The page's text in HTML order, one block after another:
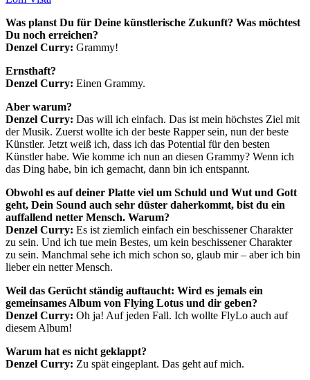
Was planst Du für Deine künstlerische Zukunft? Was möchtest
Du noch erreichen?
Denzel Curry: Grammy!
Ernsthaft?
Denzel Curry: Einen Grammy.
Aber warum?
Denzel Curry: Das will ich einfach. Das ist mein höchstes Ziel mit
der Musik. Zuerst wollte ich der beste Rapper sein, nun der beste
Künstler. Jetzt weiß ich, dass ich das Potential für den besten
Künstler habe. Wie komme ich nun an diesen Grammy? Wenn ich
das Ding habe, bin ich gemacht, dann bin ich entspannt.
Obwohl es auf deiner Platte viel um Schuld und Wut und Gott
geht, Dein Sound auch sehr düster daherkommt, bist du ein
auffallend netter Mensch. Warum?
Denzel Curry: Es ist ziemlich einfach ein beschissener Charakter
zu sein. Und ich tue mein Bestes, um kein beschissener Charakter
zu sein. Manchmal sehe ich mich schon so, glaub mir – aber ich bin
lieber ein netter Mensch.
Weil das Gerücht ständig auftaucht: Wird es jemals ein
gemeinsames Album von Flying Lotus und dir geben?
Denzel Curry: Oh ja! Auf jeden Fall. Ich wollte FlyLo auch auf
diesem Album!
Warum hat es nicht geklappt?
Denzel Curry: Zu spät eingeplant. Das geht auf mich.